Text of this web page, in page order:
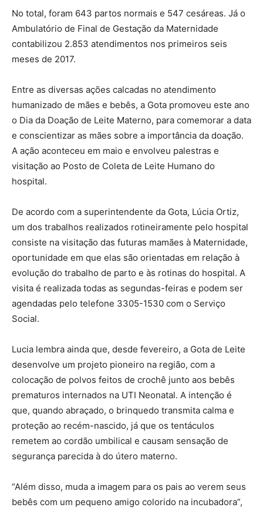
No total, foram 643 partos normais e 547 cesáreas. Já o
Ambulatório de Final de Gestação da Maternidade
contabilizou 2.853 atendimentos nos primeiros seis
meses de 2017.
Entre as diversas ações calcadas no atendimento
humanizado de mães e bebês, a Gota promoveu este ano
o Dia da Doação de Leite Materno, para comemorar a data
e conscientizar as mães sobre a importância da doação.
A ação aconteceu em maio e envolveu palestras e
visitação ao Posto de Coleta de Leite Humano do
hospital.
De acordo com a superintendente da Gota, Lúcia Ortiz,
um dos trabalhos realizados rotineiramente pelo hospital
consiste na visitação das futuras mamães à Maternidade,
oportunidade em que elas são orientadas em relação à
evolução do trabalho de parto e às rotinas do hospital. A
visita é realizada todas as segundas-feiras e podem ser
agendadas pelo telefone 3305-1530 com o Serviço
Social.
Lucia lembra ainda que, desde fevereiro, a Gota de Leite
desenvolve um projeto pioneiro na região, com a
colocação de polvos feitos de crochê junto aos bebês
prematuros internados na UTI Neonatal. A intenção é
que, quando abraçado, o brinquedo transmita calma e
proteção ao recém-nascido, já que os tentáculos
remetem ao cordão umbilical e causam sensação de
segurança parecida à do útero materno.
“Além disso, muda a imagem para os pais ao verem seus
bebês com um pequeno amigo colorido na incubadora”,